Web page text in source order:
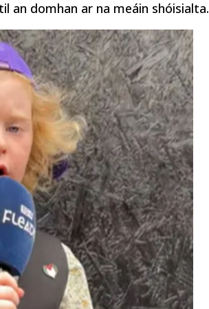
an domhan ar na meáin shóisialta.